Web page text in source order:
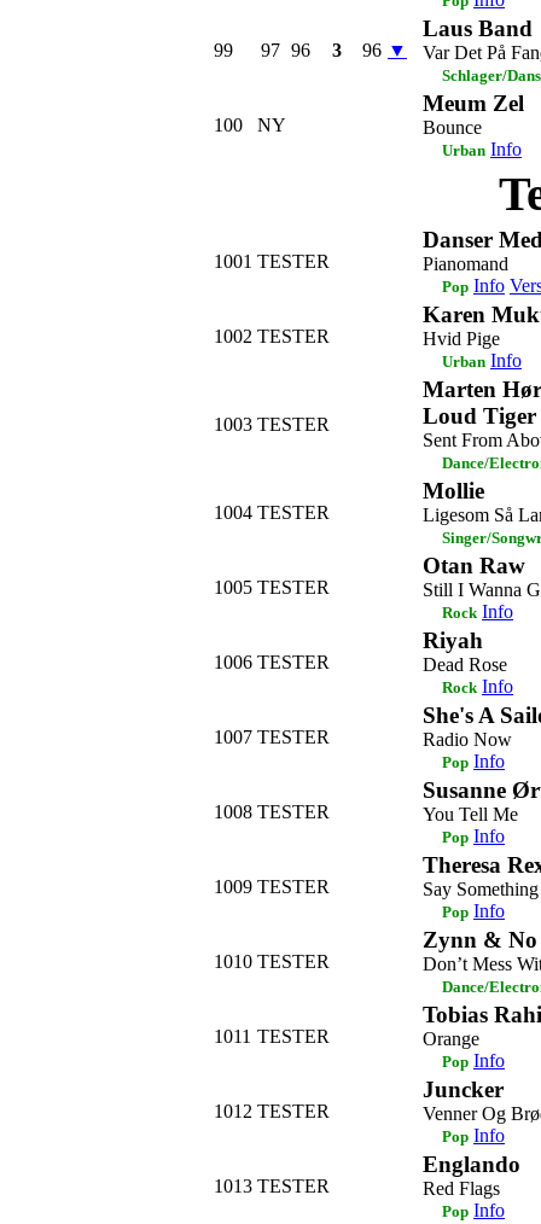
99 97 96 3 96 ▼
Laus Band
Var Det På
Schlager/
100 NY
Meum Zel
Bounce
Urban Info
1001 TESTER
Danser
Pianomand
Pop Info
1002 TESTER
Karen
Hvid Pige
Urban Info
1003 TESTER
Marten
Loud Tiger
Sent From
Dance/
1004 TESTER
Mollie
Ligesom Så
Singer/
1005 TESTER
Otan Raw
Still I Wanna
Rock Info
1006 TESTER
Riyah
Dead Rose
Rock Info
1007 TESTER
She's A
Radio Now
Pop Info
1008 TESTER
Susanne
You Tell Me
Pop Info
1009 TESTER
Theresa
Say Something
Pop Info
1010 TESTER
Zynn & No
Don’t Mess
Dance/
1011 TESTER
Tobias
Orange
Pop Info
1012 TESTER
Juncker
Venner Og
Pop Info
1013 TESTER
Englando
Red Flags
Pop Info